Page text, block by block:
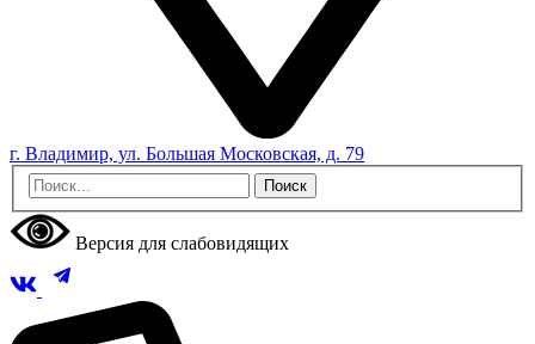
г. Владимир, ул. Большая Московская, д. 79
Версия для слабовидящих